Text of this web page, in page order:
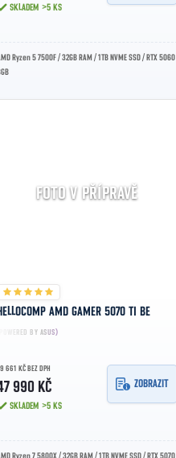
SKLADEM >5 KS
Ryzen 5 7500F / 32GB RAM / 1TB NVME SSD / RTX 5060
FOTO V PŘÍPRAVĚ
AMD GAMER 5070 TI BE
(POWERED BY ASUS)
661 KČ BEZ DPH
990 KČ
SKLADEM >5 KS
ZOBRAZIT
Ryzen 7 5800X / 32GB RAM / 1TB NVME SSD / RTX 5070